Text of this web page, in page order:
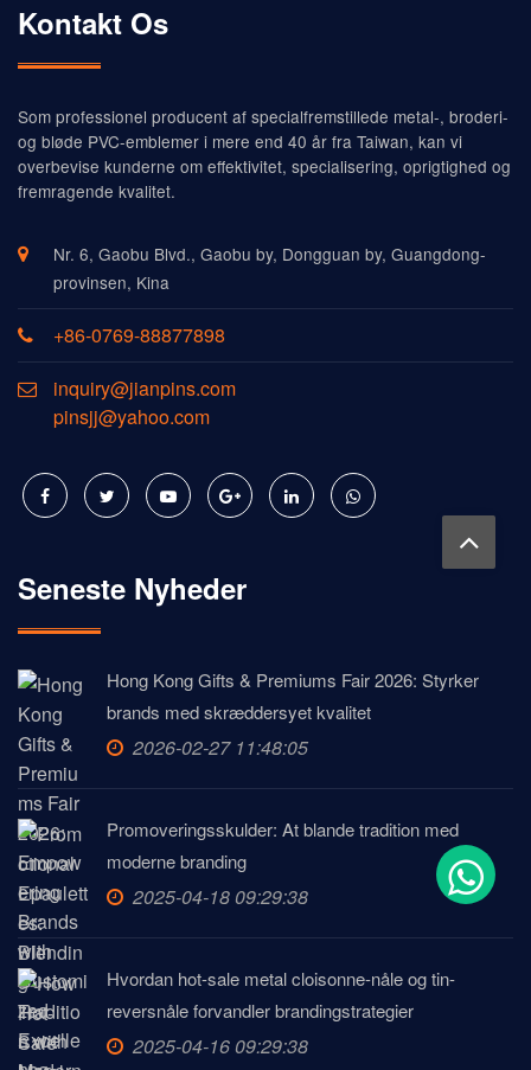
Kontakt Os
Som professionel producent af specialfremstillede metal-, broderi-
og bløde PVC-emblemer i mere end 40 år fra Taiwan, kan vi
overbevise kunderne om effektivitet, specialisering, oprigtighed og
fremragende kvalitet.
Nr. 6, Gaobu Blvd., Gaobu by, Dongguan by, Guangdong-
provinsen, Kina
+86-0769-88877898
inquiry@jianpins.com
pinsjj@yahoo.com
Seneste Nyheder
Hong Kong Gifts & Premiums Fair 2026: Styrker
brands med skræddersyet kvalitet
2026-02-27 11:48:05
Promoveringsskulder: At blande tradition med
moderne branding
2025-04-18 09:29:38
Hvordan hot-sale metal cloisonne-nåle og tin-
reversnåle forvandler brandingstrategier
2025-04-16 09:29:38